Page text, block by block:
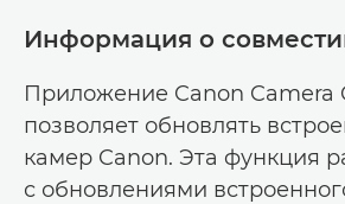
Информация о
Приложение Canon Camera
позволяет обновлять
камер Canon. Эта функция
с обновлениями